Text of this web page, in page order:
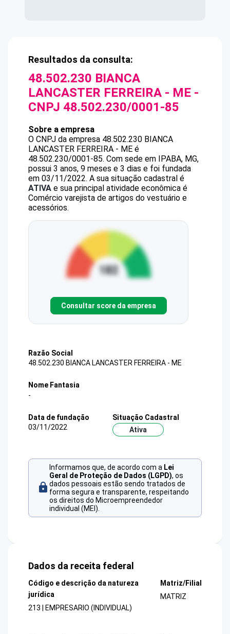
Resultados da consulta:
48.502.230 BIANCA
LANCASTER FERREIRA - ME -
CNPJ 48.502.230/0001-85
Sobre a empresa
O CNPJ da empresa 48.502.230 BIANCA
LANCASTER FERREIRA - ME é
48.502.230/0001-85. Com sede em IPABA, MG,
possui 3 anos, 9 meses e 3 dias e foi fundada
em 03/11/2022. A sua situação cadastral é
ATIVA e sua principal atividade econômica é
Comércio varejista de artigos do vestuário e
acessórios.
Consultar score da empresa
Razão Social
48.502.230 BIANCA LANCASTER FERREIRA - ME
Nome Fantasia
-
Data de fundação
03/11/2022
Situação Cadastral
Ativa
Informamos que, de acordo com a Lei
Geral de Proteção de Dados (LGPD), os
dados pessoais estão sendo tratados de
forma segura e transparente, respeitando
os direitos do Microempreendedor
individual (MEI).
Dados da receita federal
Código e descrição da natureza
jurídica
213 | EMPRESARIO (INDIVIDUAL)
Matriz/Filial
MATRIZ